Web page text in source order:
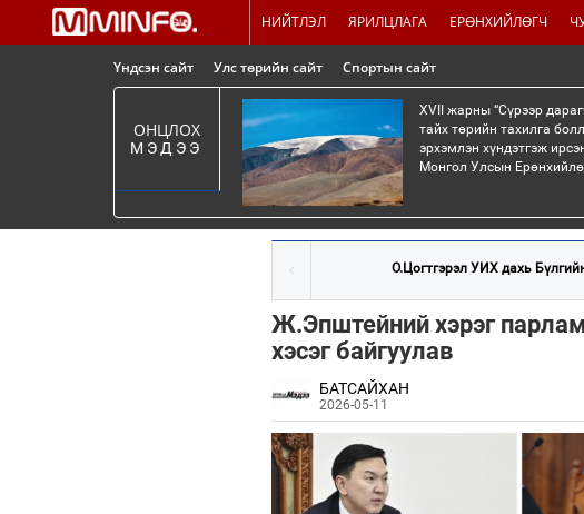
НИЙТЛЭЛ ЯРИЛЦЛАГА ЕРӨНХИЙЛӨГЧ
Үндсэн сайт Улс төрийн сайт Спортын сайт
ОНЦЛОХ
МЭДЭЭ
XVII жарны “Сүрээр
тайх төрийн тахилга
эрхэмлэн хүндэтгэж
Монгол Улсын
О.Цогтгэрэл УИХ дахь
Ж.Эпштейний хэрэг
хэсэг байгуулав
БАТСАЙХАН
2026-05-11